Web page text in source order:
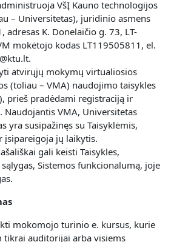
VšĮ Kauno technologijos
– Universitetas), juridinio asmens
adresas K. Donelaičio g. 73, LT-
mokėtojo kodas LT119505811, el.
atvirųjų mokymų virtualiosios
(toliau – VMA) naudojimo taisykles
prieš pradėdami registraciją ir
Naudojantis VMA, Universitetas
yra susipažinęs su Taisyklėmis,
įsipareigoja jų laikytis.
gali keisti Taisykles,
Sistemos funkcionalumą, joje
mokomojo turinio e. kursus, kurie
auditorijai arba visiems